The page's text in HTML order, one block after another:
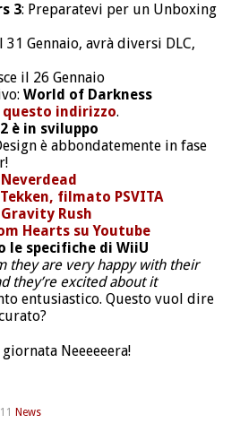
3: Preparatevi per un Unboxing
31 Gennaio, avrà diversi DLC,
il 26 Gennaio
World of Darkness
questo indirizzo.
è in sviluppo
è abbondatemente in fase
filmato PSVITA
Rush
Hearts su Youtube
le specifiche di WiiU
they are very happy with their
they’re excited about it
entusiastico. Questo vuol dire
Neeeeeera!
News